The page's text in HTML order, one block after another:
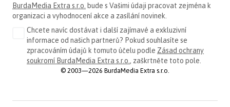
BurdaMedia Extra s.r.o. bude s Vašimi údaji pracovat zejména k
organizaci a vyhodnocení akce a zasílání novinek.
Chcete navíc dostávat i další zajímavé a exkluzivní
informace od našich partnerů? Pokud souhlasíte se
zpracováním údajů k tomuto účelu podle Zásad ochrany
soukromí BurdaMedia Extra s.r.o. , zaškrtněte toto pole.
© 2003—2026 BurdaMedia Extra s.r.o.